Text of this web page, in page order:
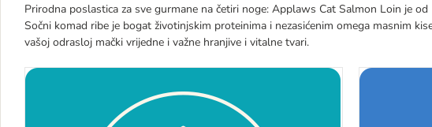
Prirodna poslastica za sve gurmane na četiri noge: Applaws Cat Salmon Loin je
Sočni komad ribe je bogat životinjskim proteinima i nezasićenim omega masnim
vašoj odrasloj mački vrijedne i važne hranjive i vitalne tvari.